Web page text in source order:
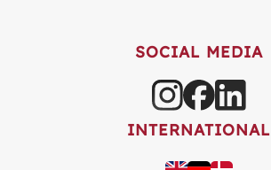
SOCIAL MEDIA
INTERNATIONAL